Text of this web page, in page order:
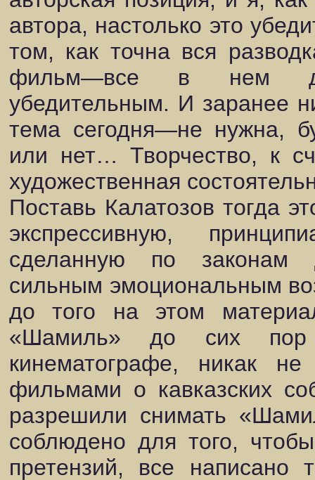
автора, настолько это
том, как точна вся
фильм—все в нем
убедительным. И заранее
тема сегодня—не нужна,
или нет… Творчество, к
художественная
Поставь Калатозов тогда
экспрессивную,
сделанную по законам
сильным эмоциональным
до того на этом
«Шамиль» до сих
кинематографе, никак
фильмами о кавказских
разрешили снимать
соблюдено для того,
претензий, все написано